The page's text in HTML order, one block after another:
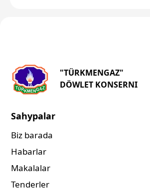
"TÜRKMENGAZ"
DÖWLET KONSERNI
Sahypalar
Biz barada
Habarlar
Makalalar
Tenderler